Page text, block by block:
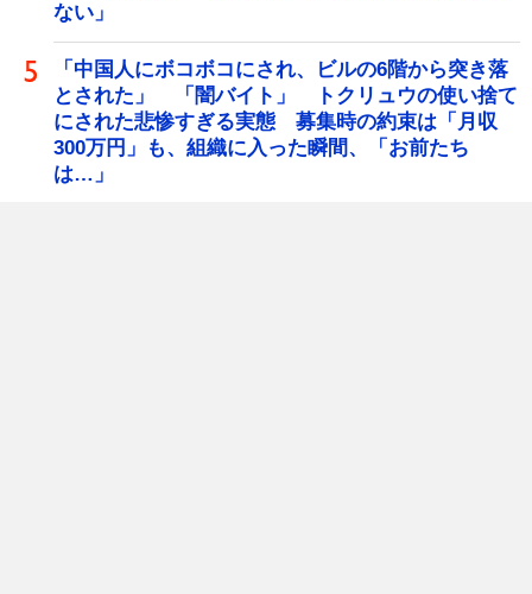
ない」
「中国人にボコボコにされ、ビルの6階から突き落
とされた」 「闇バイト」 トクリュウの使い捨て
にされた悲惨すぎる実態 募集時の約束は「月収
300万円」も、組織に入った瞬間、「お前たち
は…」